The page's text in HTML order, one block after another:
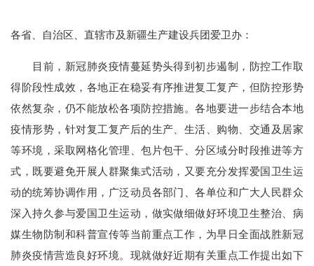
各省、自治区、直辖市及新疆生产建设兵团爱卫办：
目前，新冠肺炎疫情蔓延势头得到初步遏制，防控工作取
得阶段性成效，各地正在稳妥有序推进复工复产，但防控形势
依然复杂，仍不能放松各项防控措施。各地要进一步结合本地
疫情形势，针对复工复产后的生产、生活、购物、交通及居家
等环境，采取网格化管理、包片包干、分区域分时段推进等方
式，既要避免开展人群聚集式活动，又要充分发挥爱国卫生运
动的统筹协调作用，广泛动员各部门、各单位和广大人民群众
深入持久参与爱国卫生运动，做实做细做好环境卫生整治、病
媒生物防制和科普宣传等当前重点工作，为早日全面战胜新冠
肺炎疫情营造良好环境。现就做好近期有关重点工作提出如下